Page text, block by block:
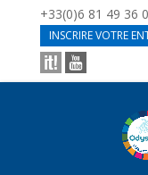
+33(0)6 81 49 36
INSCRIRE VOTRE